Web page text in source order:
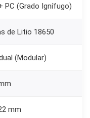
PC (Grado Ignífugo)
de Litio 18650
(Modular)
mm